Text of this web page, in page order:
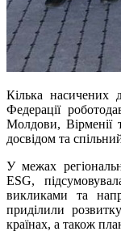
Кілька насичених
Федерації
Молдови, Вірменії
досвідом та
У межах
ESG,
викликами та
приділили
країнах, а також